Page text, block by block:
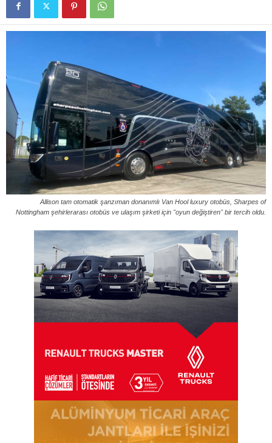
Allison tam otomatik şanzıman donanımlı Van Hool luxury otobüs, Sharpes of
Nottingham şehirlerarası otobüs ve ulaşım şirketi için "oyun değiştiren" bir tercih oldu.